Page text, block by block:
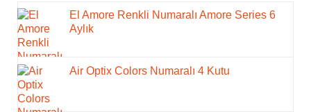
El Amore Renkli Numaralı Amore Series 6
Aylık
Air Optix Colors Numaralı 4 Kutu